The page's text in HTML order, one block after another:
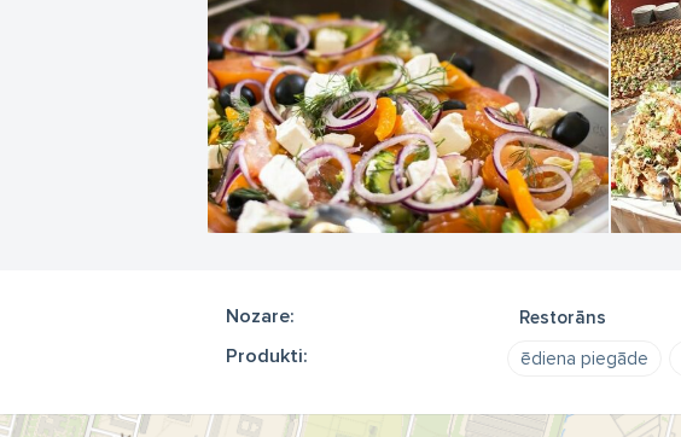
Nozare: Restorāns
Produkti: ēdiena piegāde